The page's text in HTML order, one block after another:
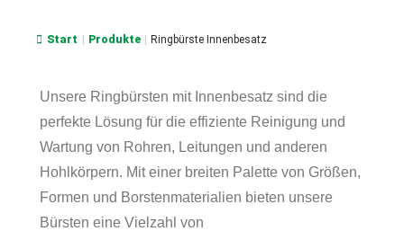
Start Produkte Ringbürste Innenbesatz
Unsere Ringbürsten mit Innenbesatz sind die
perfekte Lösung für die effiziente Reinigung und
Wartung von Rohren, Leitungen und anderen
Hohlkörpern. Mit einer breiten Palette von Größen,
Formen und Borstenmaterialien bieten unsere
Bürsten eine Vielzahl von